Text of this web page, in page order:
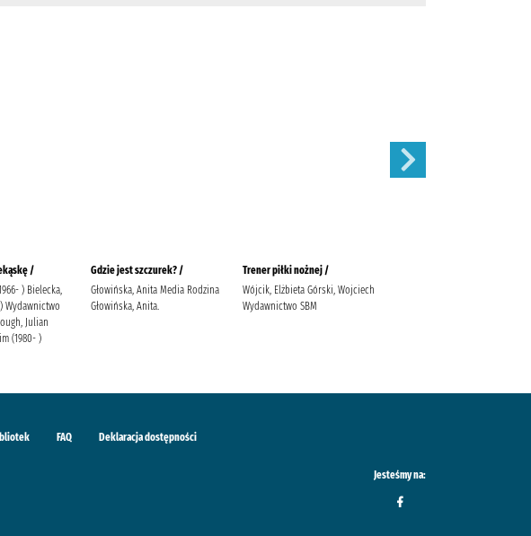
/
) Bielecka,
Wydawnictwo
Julian
(1980- )
Gdzie jest szczurek? /
Głowińska, Anita Media Rodzina
Głowińska, Anita.
Trener piłki nożnej /
Wójcik, Elżbieta Górski, Wojciech
Wydawnictwo SBM
FAQ Deklaracja dostępności
Jesteśmy na: